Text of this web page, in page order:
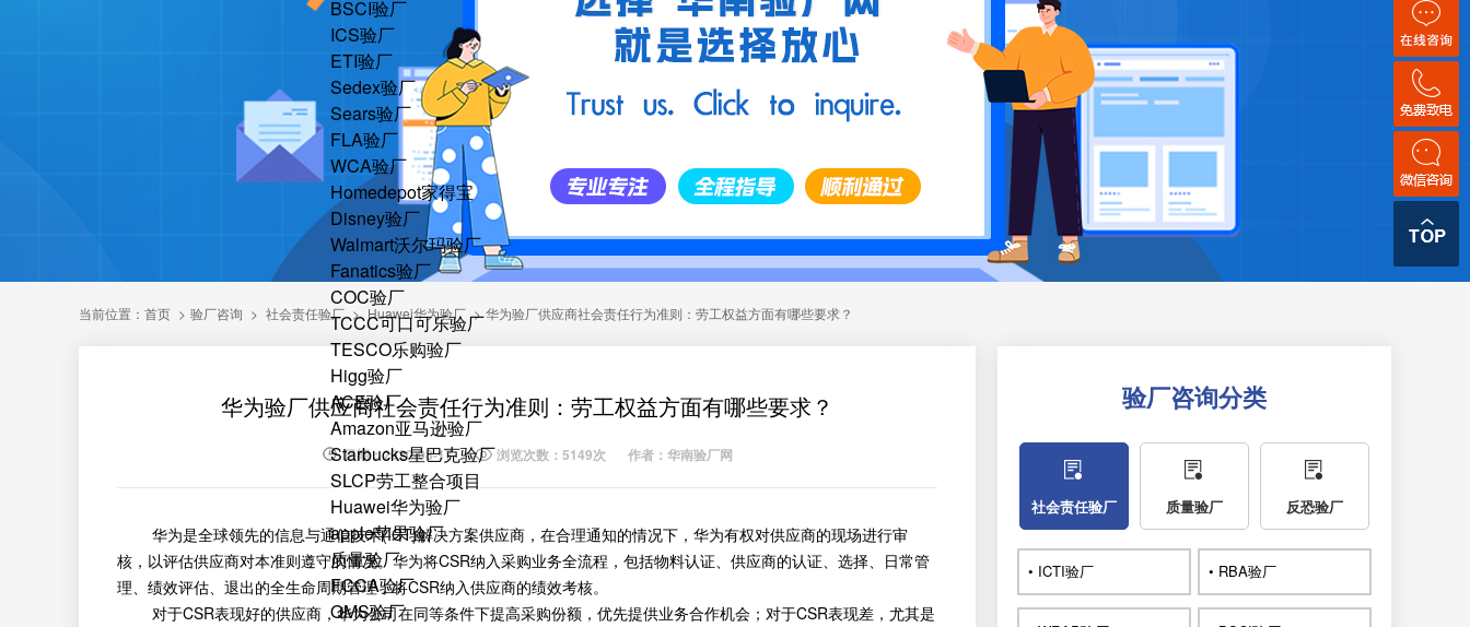
BSCI验厂
ICS验厂
ETI验厂
Sedex验厂
Sears验厂
FLA验厂
WCA验厂
Homedepot家得宝
Disney验厂
Walmart沃尔玛验厂
Fanatics验厂
COC验厂
TCCC可口可乐验厂
TESCO乐购验厂
Higg验厂
ACE验厂
Amazon亚马逊验厂
Starbucks星巴克验厂
SLCP劳工整合项目
Huawei华为验厂
apple苹果验厂
质量验厂
FCCA验厂
QMS验厂
当前位置： 首页 > 验厂咨询 > 社会责任验厂 > Huawei华为验厂 > 华为验厂供应商社会责任行为准则：劳工权益方面有哪些要求？
华为验厂供应商社会责任行为准则：劳工权益方面有哪些要求？
日期：2020-08-17 浏览次数：5149次 作者：华南验厂网
华为是全球领先的信息与通信技术(ICT)解决方案供应商，在合理通知的情况下，华为有权对供应商的现场进行审
核，以评估供应商对本准则遵守的情况。华为将CSR纳入采购业务全流程，包括物料认证、供应商的认证、选择、日常管
理、绩效评估、退出的全生命周期管理，将CSR纳入供应商的绩效考核。
对于CSR表现好的供应商，华为公司在同等条件下提高采购份额，优先提供业务合作机会；对于CSR表现差，尤其是
验厂咨询分类
社会责任验厂 质量验厂 反恐验厂
• ICTI验厂 • RBA验厂